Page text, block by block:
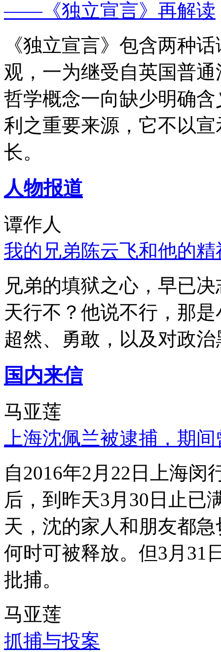
——《独立宣言》再解读
《独立宣言》包含两种
观，一为继受自英国普
哲学概念一向缺少明确
利之重要来源，它不以
长。
人物报道
谭作人
我的兄弟陈云飞和他的
兄弟的填狱之心，早已
天行不？他说不行，那
超然、勇敢，以及对政
国内来信
马亚莲
上海沈佩兰被逮捕，期
自2016年2月22日上海
后，到昨天3月30日止已
天，沈的家人和朋友都
何时可被释放。但3月31
批捕。
马亚莲
抓捕与投案